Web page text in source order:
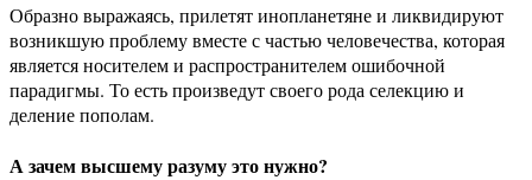
Образно выражаясь, прилетят инопланетяне и ликвидируют
возникшую проблему вместе с частью человечества, которая
является носителем и распространителем ошибочной
парадигмы. То есть произведут своего рода селекцию и
деление пополам.
А зачем высшему разуму это нужно?